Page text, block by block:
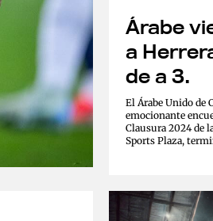
Árabe
a
de a 3.
El Árabe Unido de
emocionante
Clausura 2024 de
Sports Plaza,